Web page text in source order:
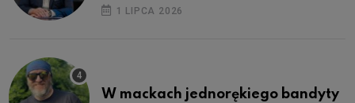
1 LIPCA 2026
W mackach jednorękiego bandyty